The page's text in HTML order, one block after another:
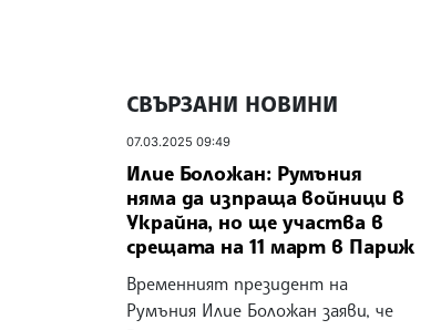
СВЪРЗАНИ НОВИНИ
07.03.2025 09:49
Илие Боложан: Румъния
няма да изпраща войници в
Украйна, но ще участва в
срещата на 11 март в Париж
Временният президент на
Румъния Илие Боложан заяви, че